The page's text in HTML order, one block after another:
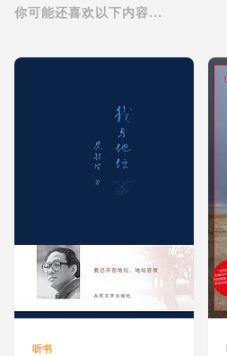
你可能还喜欢以下内容...
听书